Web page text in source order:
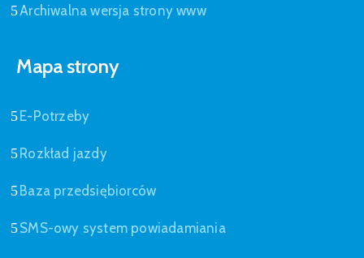
Archiwalna wersja strony www
Mapa strony
E-Potrzeby
Rozkład jazdy
Baza przedsiębiorców
SMS-owy system powiadamiania